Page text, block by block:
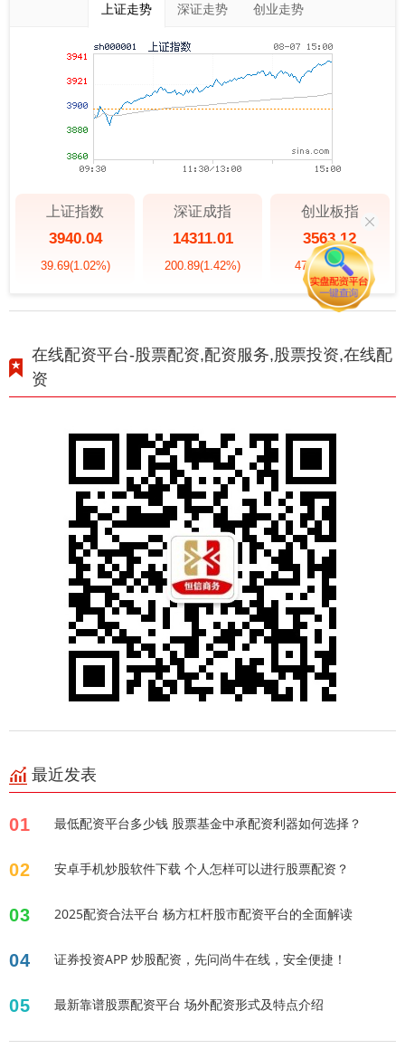
上证走势 深证走势 创业走势
上证指数
3940.04
39.69(1.02%)
深证成指
14311.01
200.89(1.42%)
创业板指
3563.12
47.56(1.35%)
在线配资平台-股票配资,配资服务,股票投资,在线配
资
最近发表
01 最低配资平台多少钱 股票基金中承配资利器如何选择？
02 安卓手机炒股软件下载 个人怎样可以进行股票配资？
03 2025配资合法平台 杨方杠杆股市配资平台的全面解读
04 证券投资APP 炒股配资，先问尚牛在线，安全便捷！
05 最新靠谱股票配资平台 场外配资形式及特点介绍